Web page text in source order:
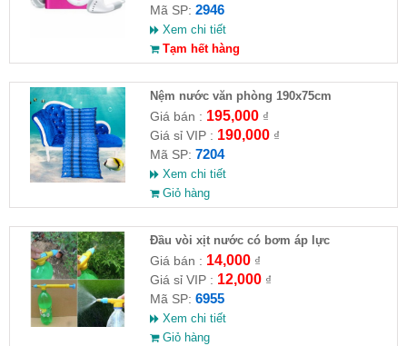
Mã SP: 2946
Xem chi tiết
Tạm hết hàng
Nệm nước văn phòng 190x75cm
Giá bán : 195,000₫
Giá sỉ VIP : 190,000₫
Mã SP: 7204
Xem chi tiết
Giỏ hàng
Đầu vòi xịt nước có bơm áp lực
Giá bán : 14,000₫
Giá sỉ VIP : 12,000₫
Mã SP: 6955
Xem chi tiết
Giỏ hàng